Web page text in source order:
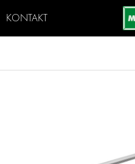
KONTAKT